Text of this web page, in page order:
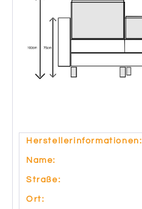
Herstellerinformationen:
Name:
Straße:
Ort: